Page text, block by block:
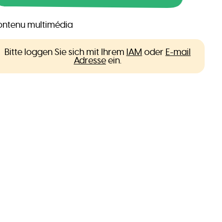
multimédia
Bitte loggen Sie sich mit Ihrem IAM oder E-mail
Adresseein.